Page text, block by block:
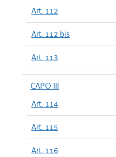
Art. 112
Art. 112 bis
Art. 113
CAPO III
Art. 114
Art. 115
Art. 116